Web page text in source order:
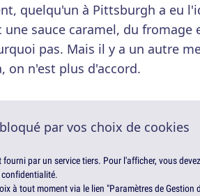
quelqu'un à Pittsburgh a eu
une sauce caramel, du fromage
pas. Mais il y a un autre
on n'est plus d'accord.
par vos choix de cookies
fourni par un service tiers. Pour l'afficher, vous
à tout moment via le lien "Paramètres de Gestion